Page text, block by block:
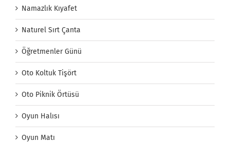
Namazlık Kıyafet
Naturel Sırt Çanta
Öğretmenler Günü
Oto Koltuk Tişört
Oto Piknik Örtüsü
Oyun Halısı
Oyun Matı